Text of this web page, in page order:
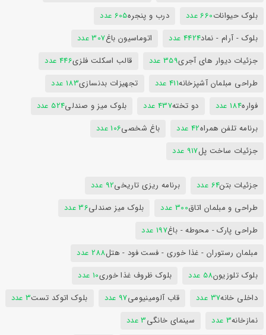
بلوک حیوانات660 عدد درب و پنجره605 عدد
بلوک - آرام - نماد4424 عدد اتوماسیون باغ307 عدد
جزئیات دیوار های آجری359 عدد قالب اسکلت فلزی446 عدد
طراحی مبلمان آشپزخانه411 عدد تجهیزات بدنسازی183 عدد
فواره184 عدد دو تخته437 عدد بلوک میز و صندلی524 عدد
برنامه تلفن همراه42 عدد باغ شخصی106 عدد
جزئیات ساخت پل917 عدد
جزئیات بتن64 عدد برنامه ریزی تاریخی92 عدد
طراحی و مبلمان اتاق300 عدد بلوک میز صندلی36 عدد
طراحی پارک - محوطه - باغ197 عدد
مبلمان رستوران - غذا خوری - فست فود - هتل288 عدد
بلوک تلوزیون58 عدد بلوک ظروف غذا خوری10 عدد
داخلی خانه37 عدد قاب آلومینیومی97 عدد بلوک اتوکد تست3 عدد
نمازخانه3 عدد سینمای خانگی3 عدد